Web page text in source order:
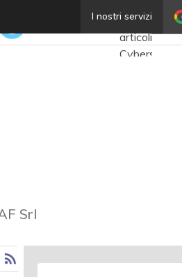
I nostri servizi
Michela FragonaUltimi
articoli
Cybersecurity
Srl